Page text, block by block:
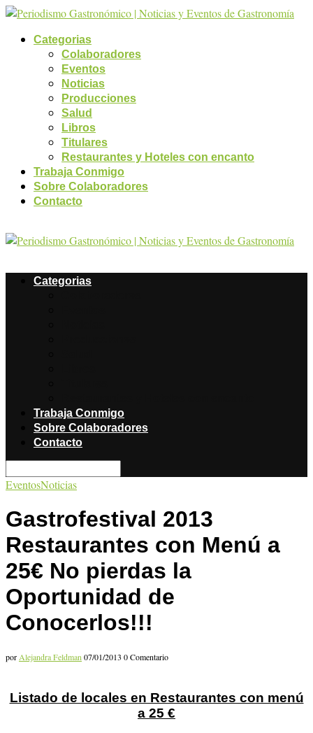
Categorias
Colaboradores
Eventos
Noticias
Producciones
Salud
Libros
Titulares
Restaurantes y Hoteles con encanto
Trabaja Conmigo
Sobre Colaboradores
Contacto
Categorias
Trabaja Conmigo
Sobre Colaboradores
Contacto
EventosNoticias
Gastrofestival 2013
Restaurantes con Menú a
25€ No pierdas la
Oportunidad de
Conocerlos!!!
por Alejandra Feldman 07/01/2013 0 Comentario
Listado de locales en Restaurantes con menú
a 25 €